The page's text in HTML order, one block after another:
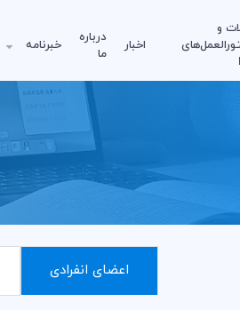
و
اخبار
درباره
ما
خبرنامه
اعضای انفرادی